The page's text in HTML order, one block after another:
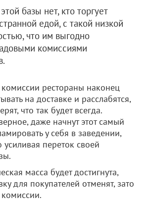
базы нет, кто торгует
едой, с такой низкой
что им выгодно
комиссиями
рестораны наконец
на доставке и расслабятся,
что так будет всегда.
даже начнут этот самый
у себя в заведении,
переток своей
масса будет достигнута,
для покупателей отменят, зато